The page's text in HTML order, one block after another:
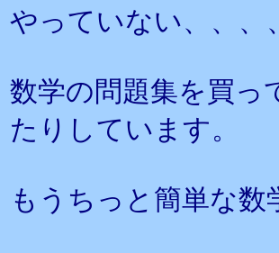
やっていない、、、
数学の問題集を買っ
たりしています。
もうちっと簡単な